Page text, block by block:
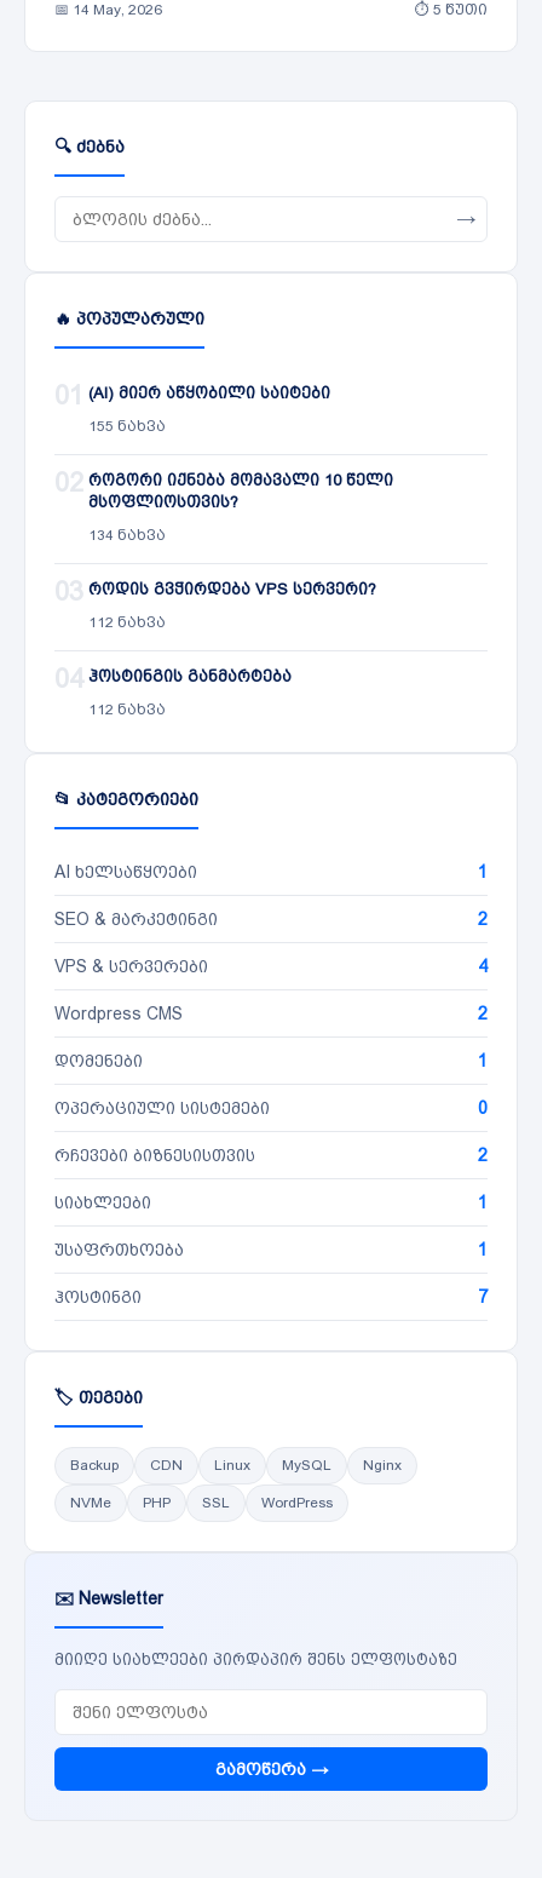
📅 14 May, 2026 ⏱ 5 წუთი
🔍 ძებნა
→
🔥 პოპულარული
01 (AI) მიერ აწყობილი საიტები
155 ნახვა
02 როგორი იქნება მომავალი 10 წელი
მსოფლიოსთვის?
134 ნახვა
03 როდის გვჭირდება VPS სერვერი?
112 ნახვა
04 ჰოსტინგის განმარტება
112 ნახვა
📂 კატეგორიები
AI ხელსაწყოები 1
SEO & მარკეტინგი 2
VPS & სერვერები 4
Wordpress CMS 2
დომენები 1
ოპერაციული სისტემები 0
რჩევები ბიზნესისთვის 2
სიახლეები 1
უსაფრთხოება 1
ჰოსტინგი 7
🏷️ თეგები
Backup CDN Linux MySQL Nginx
NVMe PHP SSL WordPress
✉️ Newsletter
მიიღე სიახლეები პირდაპირ შენს ელფოსტაზე
გამოწერა →